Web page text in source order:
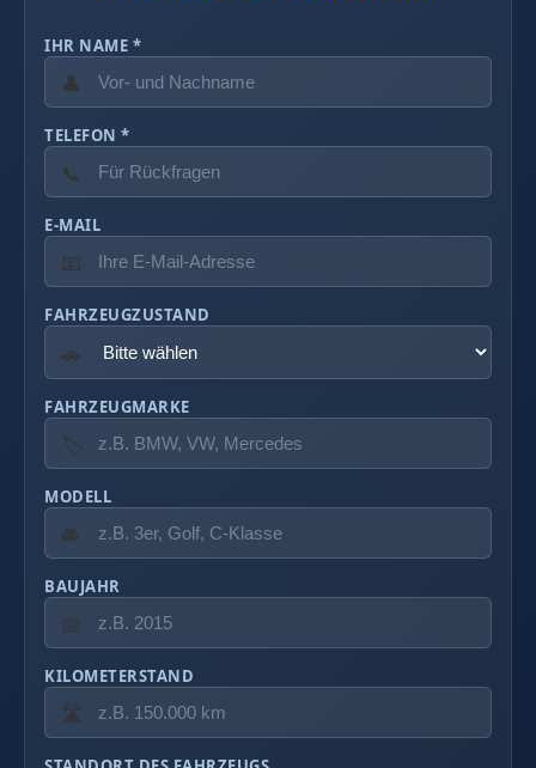
IHR NAME *
👤
TELEFON *
📞
E-MAIL
📧
FAHRZEUGZUSTAND
🚗
FAHRZEUGMARKE
🏷️
MODELL
🚘
BAUJAHR
📅
KILOMETERSTAND
🛣️